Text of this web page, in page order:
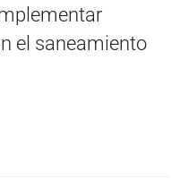
el saneamiento